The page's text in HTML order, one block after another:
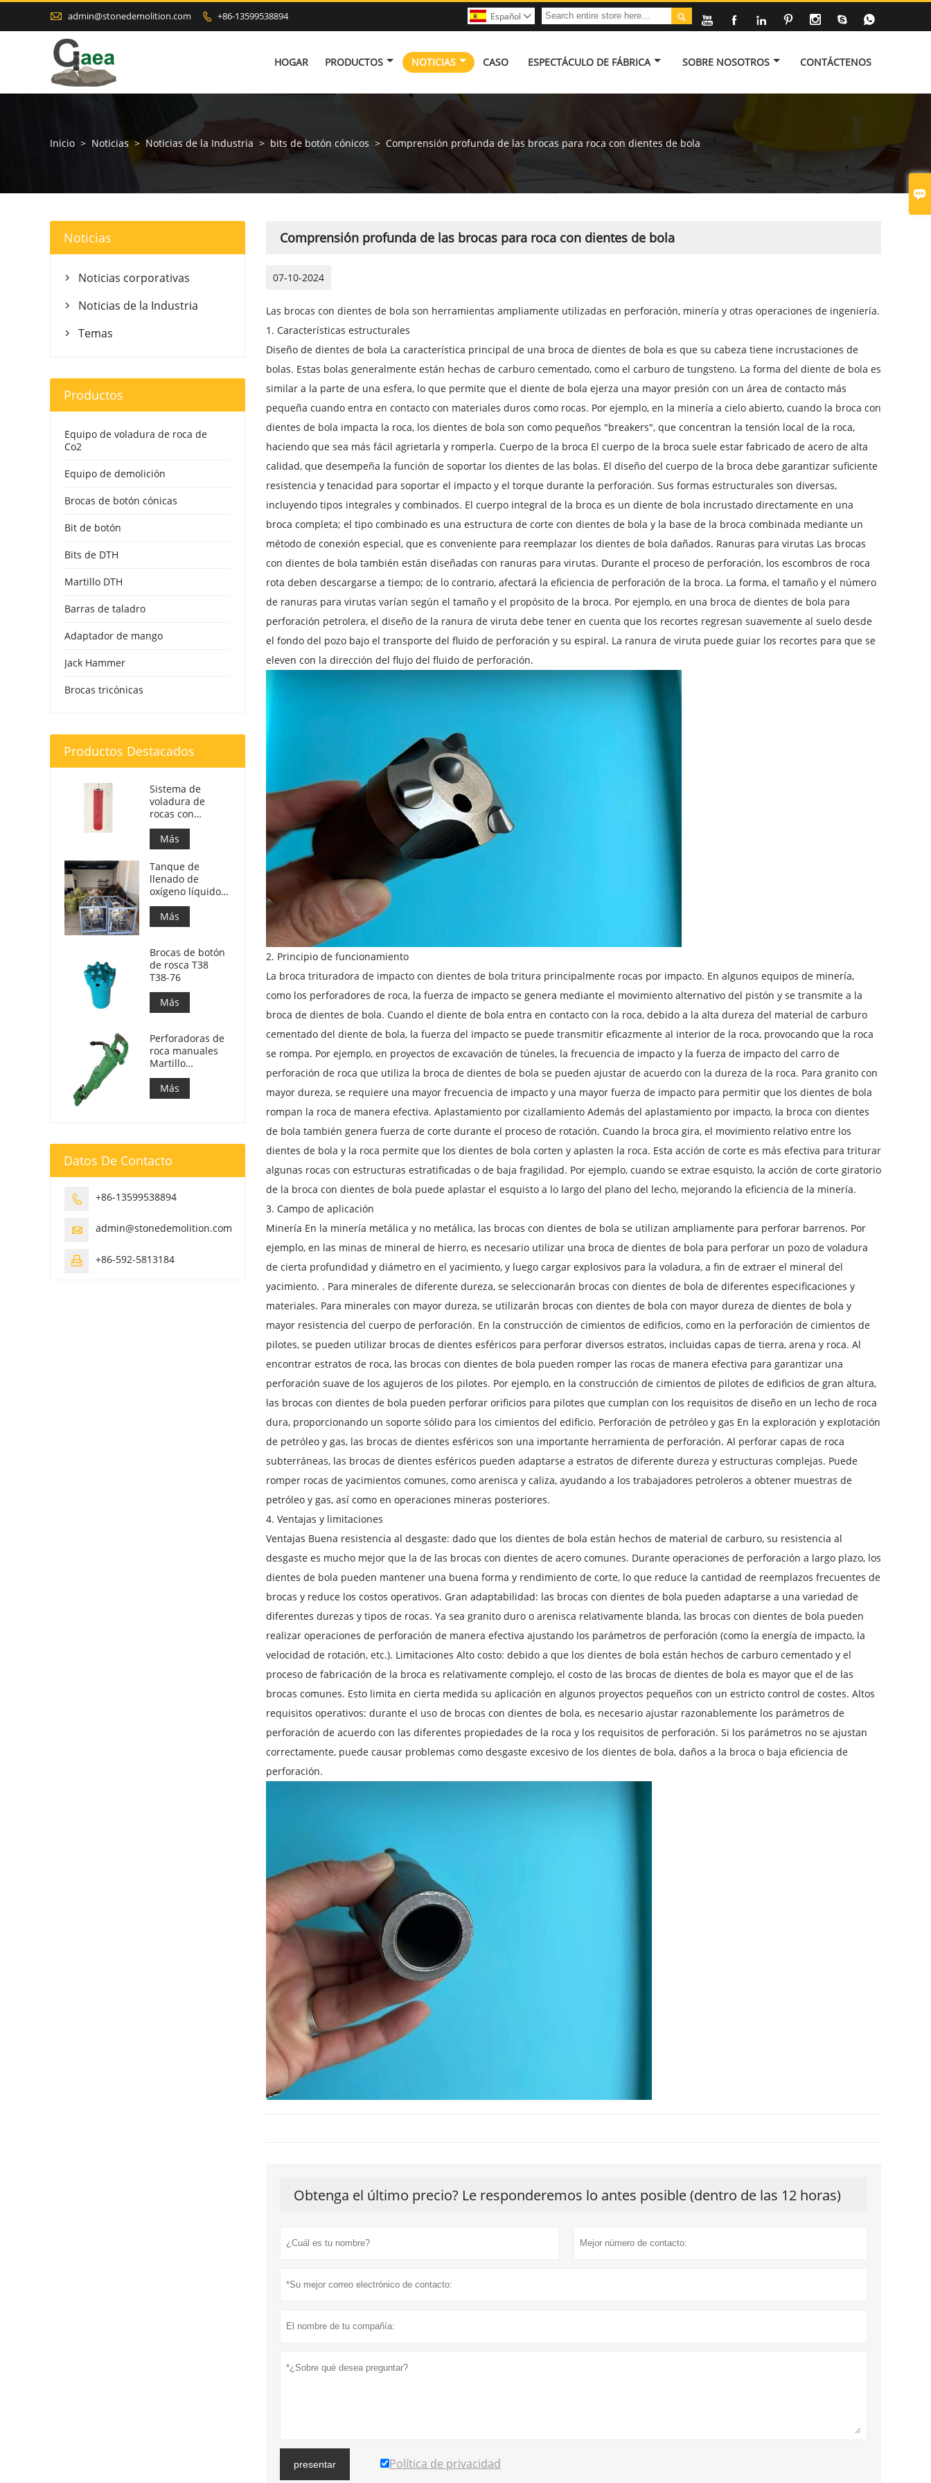

 admin@stonedemolition.com  +86-13599538894       

Español 
HOGAR PRODUCTOS NOTICIAS CASO ESPECTÁCULO DE FÁBRICA SOBRE NOSOTROS CONTÁCTENOS
Inicio > Noticias > Noticias de la Industria > bits de botón cónicos > Comprensión profunda de las brocas para roca con dientes de bola
Comprensión profunda de las brocas para roca con dientes de bola
07-10-2024
Las brocas con dientes de bola son herramientas ampliamente utilizadas en perforación, minería y otras operaciones de ingeniería.
1. Características estructurales
Diseño de dientes de bola La característica principal de una broca de dientes de bola es que su cabeza tiene incrustaciones de
bolas. Estas bolas generalmente están hechas de carburo cementado, como el carburo de tungsteno. La forma del diente de bola es
similar a la parte de una esfera, lo que permite que el diente de bola ejerza una mayor presión con un área de contacto más
pequeña cuando entra en contacto con materiales duros como rocas. Por ejemplo, en la minería a cielo abierto, cuando la broca con
dientes de bola impacta la roca, los dientes de bola son como pequeños "breakers", que concentran la tensión local de la roca,
haciendo que sea más fácil agrietarla y romperla. Cuerpo de la broca El cuerpo de la broca suele estar fabricado de acero de alta
calidad, que desempeña la función de soportar los dientes de las bolas. El diseño del cuerpo de la broca debe garantizar suficiente
resistencia y tenacidad para soportar el impacto y el torque durante la perforación. Sus formas estructurales son diversas,
incluyendo tipos integrales y combinados. El cuerpo integral de la broca es un diente de bola incrustado directamente en una
broca completa; el tipo combinado es una estructura de corte con dientes de bola y la base de la broca combinada mediante un
método de conexión especial, que es conveniente para reemplazar los dientes de bola dañados. Ranuras para virutas Las brocas
con dientes de bola también están diseñadas con ranuras para virutas. Durante el proceso de perforación, los escombros de roca
rota deben descargarse a tiempo; de lo contrario, afectará la eficiencia de perforación de la broca. La forma, el tamaño y el número
de ranuras para virutas varían según el tamaño y el propósito de la broca. Por ejemplo, en una broca de dientes de bola para
perforación petrolera, el diseño de la ranura de viruta debe tener en cuenta que los recortes regresan suavemente al suelo desde
el fondo del pozo bajo el transporte del fluido de perforación y su espiral. La ranura de viruta puede guiar los recortes para que se
eleven con la dirección del flujo del fluido de perforación.
2. Principio de funcionamiento
La broca trituradora de impacto con dientes de bola tritura principalmente rocas por impacto. En algunos equipos de minería,
como los perforadores de roca, la fuerza de impacto se genera mediante el movimiento alternativo del pistón y se transmite a la
broca de dientes de bola. Cuando el diente de bola entra en contacto con la roca, debido a la alta dureza del material de carburo
cementado del diente de bola, la fuerza del impacto se puede transmitir eficazmente al interior de la roca, provocando que la roca
se rompa. Por ejemplo, en proyectos de excavación de túneles, la frecuencia de impacto y la fuerza de impacto del carro de
perforación de roca que utiliza la broca de dientes de bola se pueden ajustar de acuerdo con la dureza de la roca. Para granito con
mayor dureza, se requiere una mayor frecuencia de impacto y una mayor fuerza de impacto para permitir que los dientes de bola
rompan la roca de manera efectiva. Aplastamiento por cizallamiento Además del aplastamiento por impacto, la broca con dientes
de bola también genera fuerza de corte durante el proceso de rotación. Cuando la broca gira, el movimiento relativo entre los
dientes de bola y la roca permite que los dientes de bola corten y aplasten la roca. Esta acción de corte es más efectiva para triturar
algunas rocas con estructuras estratificadas o de baja fragilidad. Por ejemplo, cuando se extrae esquisto, la acción de corte giratorio
de la broca con dientes de bola puede aplastar el esquisto a lo largo del plano del lecho, mejorando la eficiencia de la minería.
3. Campo de aplicación
Minería En la minería metálica y no metálica, las brocas con dientes de bola se utilizan ampliamente para perforar barrenos. Por
ejemplo, en las minas de mineral de hierro, es necesario utilizar una broca de dientes de bola para perforar un pozo de voladura
de cierta profundidad y diámetro en el yacimiento, y luego cargar explosivos para la voladura, a fin de extraer el mineral del
yacimiento. . Para minerales de diferente dureza, se seleccionarán brocas con dientes de bola de diferentes especificaciones y
materiales. Para minerales con mayor dureza, se utilizarán brocas con dientes de bola con mayor dureza de dientes de bola y
mayor resistencia del cuerpo de perforación. En la construcción de cimientos de edificios, como en la perforación de cimientos de
pilotes, se pueden utilizar brocas de dientes esféricos para perforar diversos estratos, incluidas capas de tierra, arena y roca. Al
encontrar estratos de roca, las brocas con dientes de bola pueden romper las rocas de manera efectiva para garantizar una
perforación suave de los agujeros de los pilotes. Por ejemplo, en la construcción de cimientos de pilotes de edificios de gran altura,
las brocas con dientes de bola pueden perforar orificios para pilotes que cumplan con los requisitos de diseño en un lecho de roca
dura, proporcionando un soporte sólido para los cimientos del edificio. Perforación de petróleo y gas En la exploración y explotación
de petróleo y gas, las brocas de dientes esféricos son una importante herramienta de perforación. Al perforar capas de roca
subterráneas, las brocas de dientes esféricos pueden adaptarse a estratos de diferente dureza y estructuras complejas. Puede
romper rocas de yacimientos comunes, como arenisca y caliza, ayudando a los trabajadores petroleros a obtener muestras de
petróleo y gas, así como en operaciones mineras posteriores.
4. Ventajas y limitaciones
Ventajas Buena resistencia al desgaste: dado que los dientes de bola están hechos de material de carburo, su resistencia al
desgaste es mucho mejor que la de las brocas con dientes de acero comunes. Durante operaciones de perforación a largo plazo, los
dientes de bola pueden mantener una buena forma y rendimiento de corte, lo que reduce la cantidad de reemplazos frecuentes de
brocas y reduce los costos operativos. Gran adaptabilidad: las brocas con dientes de bola pueden adaptarse a una variedad de
diferentes durezas y tipos de rocas. Ya sea granito duro o arenisca relativamente blanda, las brocas con dientes de bola pueden
realizar operaciones de perforación de manera efectiva ajustando los parámetros de perforación (como la energía de impacto, la
velocidad de rotación, etc.). Limitaciones Alto costo: debido a que los dientes de bola están hechos de carburo cementado y el
proceso de fabricación de la broca es relativamente complejo, el costo de las brocas de dientes de bola es mayor que el de las
brocas comunes. Esto limita en cierta medida su aplicación en algunos proyectos pequeños con un estricto control de costes. Altos
requisitos operativos: durante el uso de brocas con dientes de bola, es necesario ajustar razonablemente los parámetros de
perforación de acuerdo con las diferentes propiedades de la roca y los requisitos de perforación. Si los parámetros no se ajustan
correctamente, puede causar problemas como desgaste excesivo de los dientes de bola, daños a la broca o baja eficiencia de
perforación.
Obtenga el último precio? Le responderemos lo antes posible (dentro de las 12 horas)
presentar Política de privacidad
Noticias
 Noticias corporativas
 Noticias de la Industria
 Temas
Productos
Equipo de voladura de roca de
Co2
Equipo de demolición
Brocas de botón cónicas
Bit de botón
Bits de DTH
Martillo DTH
Barras de taladro
Adaptador de mango
Jack Hammer
Brocas tricónicas
Productos Destacados
Sistema de
voladura de
rocas con
oxígeno |
Fractura de rocas
con oxígeno
líquido para
minería
Más
Tanque de
llenado de
oxígeno líquido
de 499 L para
voladura de
rocas
Más
Brocas de botón
de rosca T38
T38-76
Más
Perforadoras de
roca manuales
Martillo
neumático Y24
Más
Datos De Contacto
 +86-13599538894
 admin@stonedemolition.com
 +86-592-5813184